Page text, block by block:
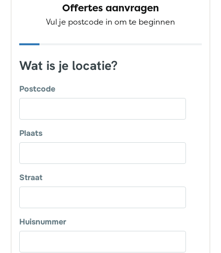
Offertes aanvragen
Vul je postcode in om te beginnen